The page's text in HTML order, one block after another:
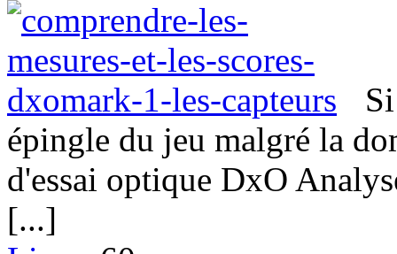
épingle du jeu malgré la
d'essai optique DxO
[...]